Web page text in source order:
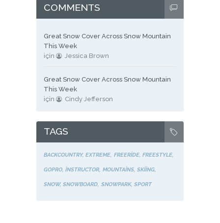
COMMENTS
Great Snow Cover Across Snow Mountain
This Week
için
Jessica Brown
Great Snow Cover Across Snow Mountain
This Week
için
Cindy Jefferson
TAGS
BACKCOUNTRY EXTREME FREERIDE FREESTYLE
GOPRO INSTRUCTOR MOUNTAINS SKIING
SNOW SNOWBOARD SNOWPARK SPORT